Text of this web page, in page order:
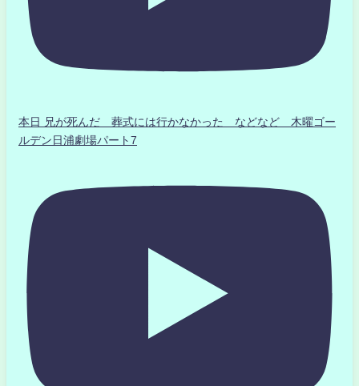
本日 兄が死んだ 葬式には行かなかった などなど 木曜ゴー
ルデン日浦劇場パート7